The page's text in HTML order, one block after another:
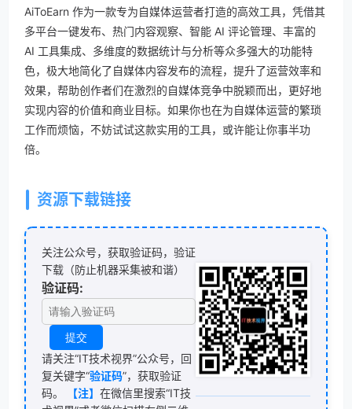
AiToEarn 作为一款专为自媒体运营者打造的高效工具，凭借其
多平台一键发布、热门内容观察、智能 AI 评论管理、丰富的
AI 工具集成、多维度的数据统计与分析等众多强大的功能特
色，极大地简化了自媒体内容发布的流程，提升了运营效率和
效果，帮助创作者们在激烈的自媒体竞争中脱颖而出，更好地
实现内容的价值和商业目标。如果你也在为自媒体运营的繁琐
工作而烦恼，不妨试试这款实用的工具，或许能让你事半功
倍。
资源下载链接
关注公众号，获取验证码，验证
下载（防止机器采集被和谐）
验证码:
请关注“IT技术视界”公众号，回
复关键字“验证码”，获取验证
码。
【注】 在微信里搜索“IT技